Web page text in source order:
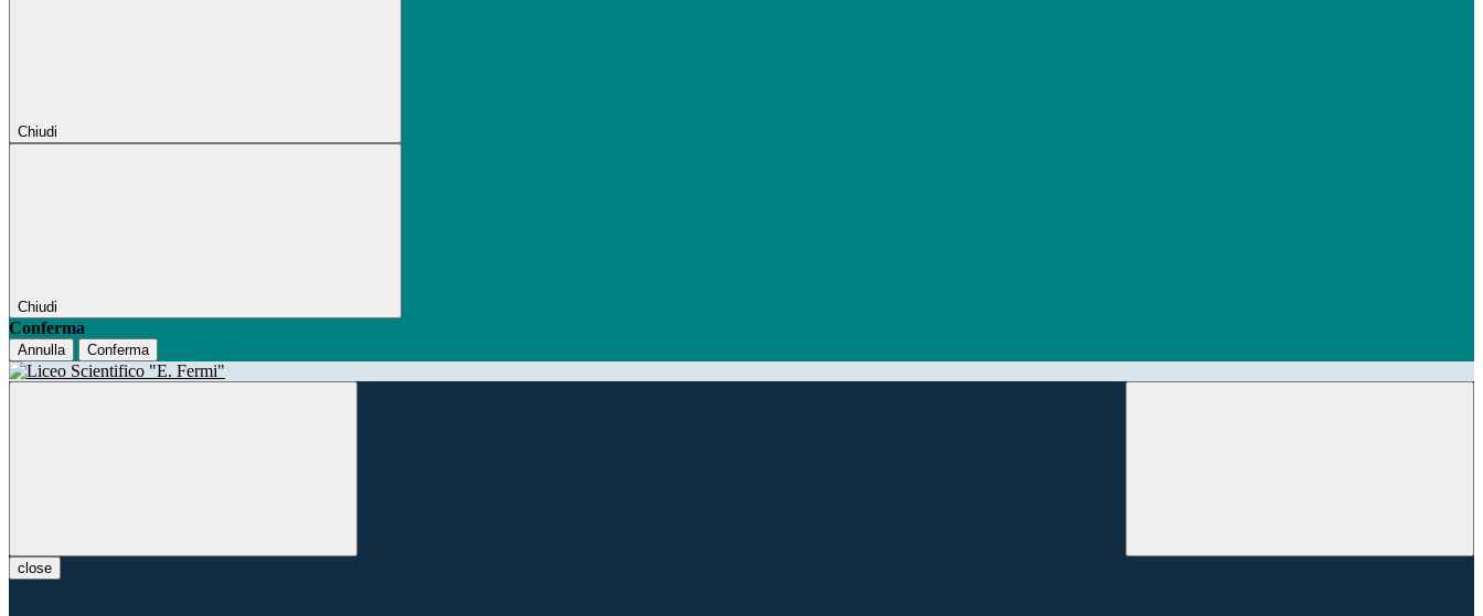
Chiudi
Chiudi
Conferma
Annulla Conferma
close